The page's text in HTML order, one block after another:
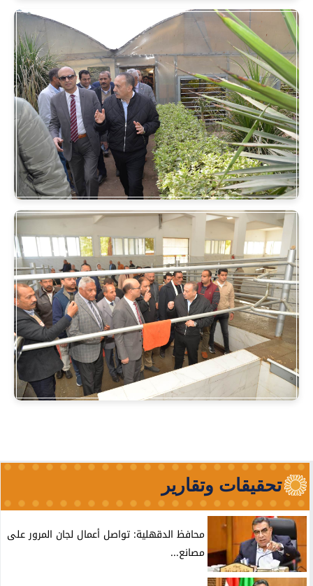
تحقيقات وتقارير
محافظ الدقهلية: تواصل أعمال لجان المرور على
مصانع...